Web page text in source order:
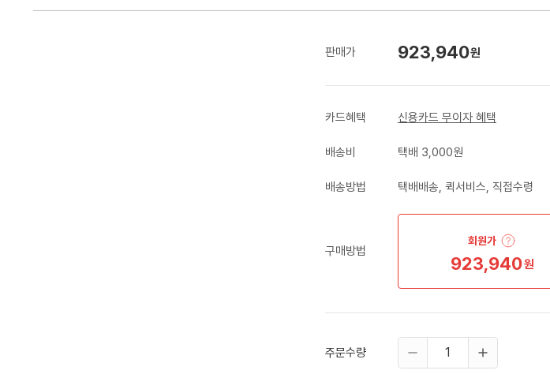
판매가 923,940원
카드혜택 신용카드 무이자 혜택
배송비 택배 3,000원
배송방법 택배배송, 퀵서비스, 직접수령
구매방법
회원가
923,940원
주문수량